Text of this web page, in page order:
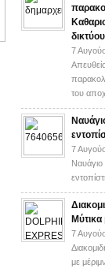
7
του
7
Μύτικα
7
με